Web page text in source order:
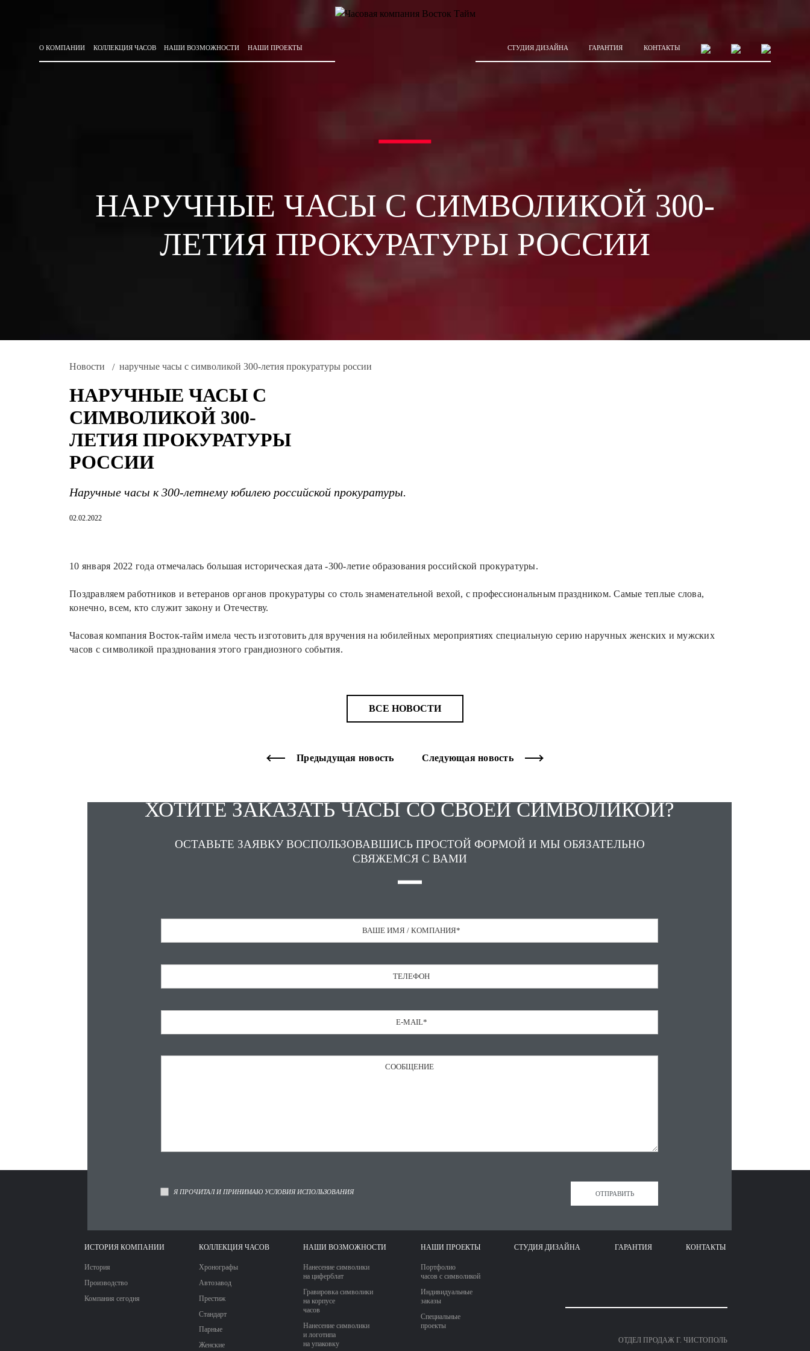
О КОМПАНИИ КОЛЛЕКЦИЯ ЧАСОВ НАШИ ВОЗМОЖНОСТИ НАШИ ПРОЕКТЫ СТУДИЯ ДИЗАЙНА ГАРАНТИЯ КОНТАКТЫ
НАРУЧНЫЕ ЧАСЫ С СИМВОЛИКОЙ 300-
ЛЕТИЯ ПРОКУРАТУРЫ РОССИИ
Новости наручные часы с символикой 300-летия прокуратуры россии
НАРУЧНЫЕ ЧАСЫ С
СИМВОЛИКОЙ 300-
ЛЕТИЯ ПРОКУРАТУРЫ
РОССИИ
Наручные часы к 300-летнему юбилею российской прокуратуры.
02.02.2022
10 января 2022 года отмечалась большая историческая дата -300-летие образования российской прокуратуры.
Поздравляем работников и ветеранов органов прокуратуры со столь знаменательной вехой, с профессиональным праздником. Самые теплые слова,
конечно, всем, кто служит закону и Отечеству.
Часовая компания Восток-тайм имела честь изготовить для вручения на юбилейных мероприятиях специальную серию наручных женских и мужских
часов с символикой празднования этого грандиозного события.
ВСЕ НОВОСТИ
Предыдущая новость Следующая новость
ХОТИТЕ ЗАКАЗАТЬ ЧАСЫ СО СВОЕЙ СИМВОЛИКОЙ?
ОСТАВЬТЕ ЗАЯВКУ ВОСПОЛЬЗОВАВШИСЬ ПРОСТОЙ ФОРМОЙ И МЫ ОБЯЗАТЕЛЬНО
СВЯЖЕМСЯ С ВАМИ
Я ПРОЧИТАЛ И ПРИНИМАЮ УСЛОВИЯ ИСПОЛЬЗОВАНИЯ
ИСТОРИЯ КОМПАНИИ
История
Производство
Компания сегодня
КОЛЛЕКЦИЯ ЧАСОВ
Хронографы
Автозавод
Престиж
Стандарт
Парные
Женские
НАШИ ВОЗМОЖНОСТИ
Нанесение символики
на циферблат
Гравировка символики
на корпусе
часов
Нанесение символики
и логотипа
на упаковку
НАШИ ПРОЕКТЫ
Портфолио
часов с символикой
Индивидуальные
заказы
Специальные
проекты
СТУДИЯ ДИЗАЙНА ГАРАНТИЯ КОНТАКТЫ
ОТДЕЛ ПРОДАЖ Г. ЧИСТОПОЛЬ